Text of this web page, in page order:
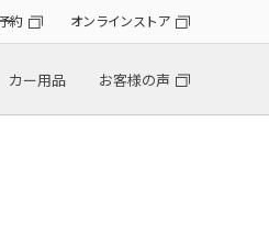
約 オンラインストア
カー用品 お客様の声